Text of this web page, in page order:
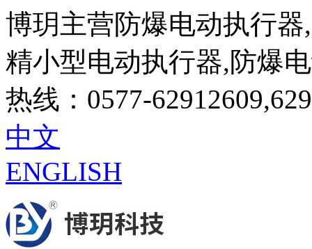
博玥主营防爆电动执行
精小型电动执行器,防爆
热线：0577-
中文
ENGLISH